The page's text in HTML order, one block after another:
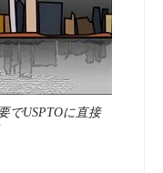
USPTOに直接